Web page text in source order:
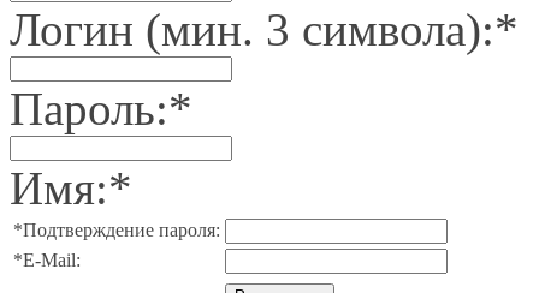
Логин (мин. 3 символа):*
Пароль:*
Имя:*
*Подтверждение пароля:
*E-Mail: